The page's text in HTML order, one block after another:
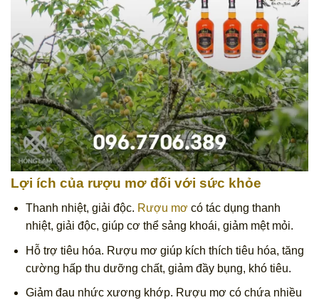
Lợi ích của rượu mơ đối với sức khỏe
Thanh nhiệt, giải độc. Rượu mơ có tác dụng thanh
nhiệt, giải độc, giúp cơ thể sảng khoái, giảm mệt mỏi.
Hỗ trợ tiêu hóa. Rượu mơ giúp kích thích tiêu hóa, tăng
cường hấp thu dưỡng chất, giảm đầy bụng, khó tiêu.
Giảm đau nhức xương khớp. Rượu mơ có chứa nhiều